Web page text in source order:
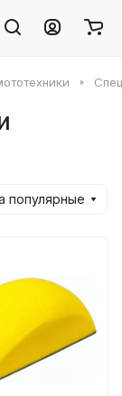
популярные